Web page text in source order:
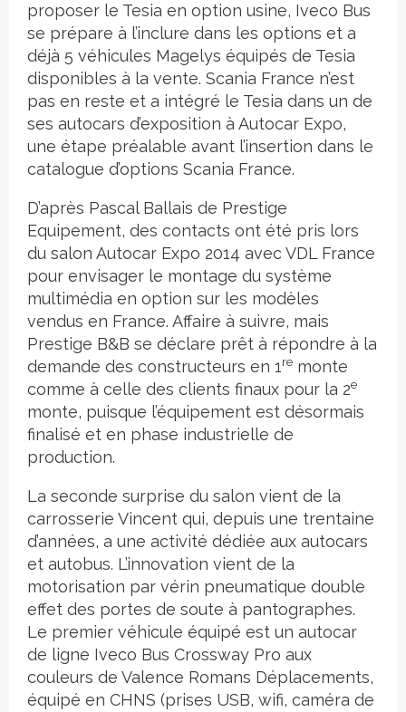
proposer le Tesia en option usine, Iveco Bus
se prépare à l’inclure dans les options et a
déjà 5 véhicules Magelys équipés de Tesia
disponibles à la vente. Scania France n’est
pas en reste et a intégré le Tesia dans un de
ses autocars d’exposition à Autocar Expo,
une étape préalable avant l’insertion dans le
catalogue d’options Scania France.
D’après Pascal Ballais de Prestige
Equipement, des contacts ont été pris lors
du salon Autocar Expo 2014 avec VDL France
pour envisager le montage du système
multimédia en option sur les modèles
vendus en France. Affaire à suivre, mais
Prestige B&B se déclare prêt à répondre à la
demande des constructeurs en 1re monte
comme à celle des clients finaux pour la 2e
monte, puisque l’équipement est désormais
finalisé et en phase industrielle de
production.
La seconde surprise du salon vient de la
carrosserie Vincent qui, depuis une trentaine
d’années, a une activité dédiée aux autocars
et autobus. L’innovation vient de la
motorisation par vérin pneumatique double
effet des portes de soute à pantographes.
Le premier véhicule équipé est un autocar
de ligne Iveco Bus Crossway Pro aux
couleurs de Valence Romans Déplacements,
équipé en CHNS (prises USB, wifi, caméra de